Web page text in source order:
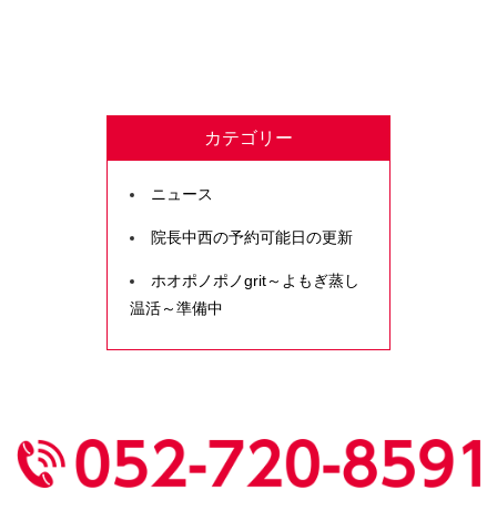
カテゴリー
ニュース
院長中西の予約可能日の更新
ホオポノポノgrit～よもぎ蒸し
温活～準備中